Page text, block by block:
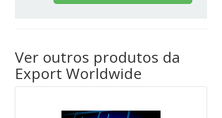
Ver outros produtos da
Export Worldwide